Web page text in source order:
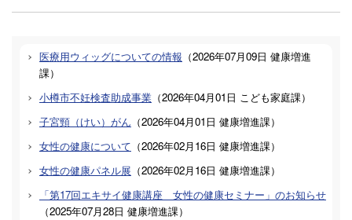
医療用ウィッグについての情報 （2026年07月09日 健康増進
課）
小樽市不妊検査助成事業 （2026年04月01日 こども家庭課）
子宮頸（けい）がん （2026年04月01日 健康増進課）
女性の健康について （2026年02月16日 健康増進課）
女性の健康パネル展 （2026年02月16日 健康増進課）
「第17回エキサイ健康講座 女性の健康セミナー」のお知らせ
（2025年07月28日 健康増進課）